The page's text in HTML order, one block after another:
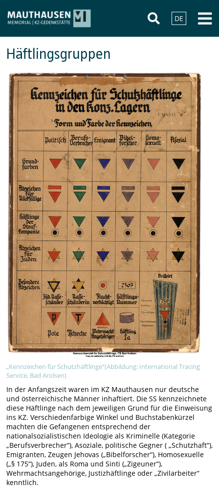
DE
Häftlingsgruppen
„Kennzeichen für Schutzhäftlinge“(Abbildung: International Tracing
Service, Bad Arolsen)
In der Anfangszeit waren im KZ Mauthausen nur deutsche
und österreichische Männer inhaftiert. Die SS kennzeichnete
diese Häftlinge nach dem jeweiligen Grund für die Einweisung
ins KZ. Verschiedenfarbige Winkel und Buchstabenkürzel
machten die Gefangenen entsprechend der
nationalsozialistischen Ideologie als Kriminelle (Kategorie
„Berufsverbrecher“), Asoziale, politische Gegner ( „Schutzhaft“),
Emigranten, Zeugen Jehovas („Bibelforscher“), Homosexuelle
(„§ 175“), Juden, als Roma und Sinti („Zigeuner“),
Wehrmachtsangehörige, Justizhäftlinge oder „Zivilarbeiter“
kenntlich.